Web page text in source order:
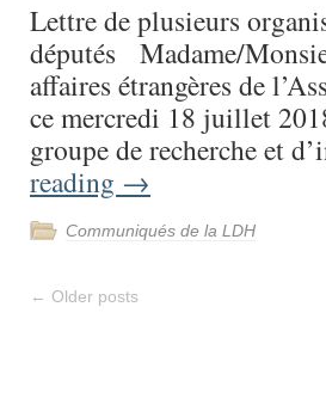
Lettre de plusieurs
députés Madame/
affaires étrangères de
ce mercredi 18 juillet
groupe de recherche et
reading →
Communiqués de la LDH
← Older posts